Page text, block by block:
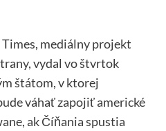
mediálny projekt
vydal vo štvrtok
štátom, v ktorej
váhať zapojiť americké
ak Číňania spustia